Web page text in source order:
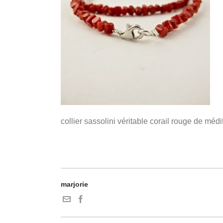
collier sassolini véritable corail rouge de
marjorie